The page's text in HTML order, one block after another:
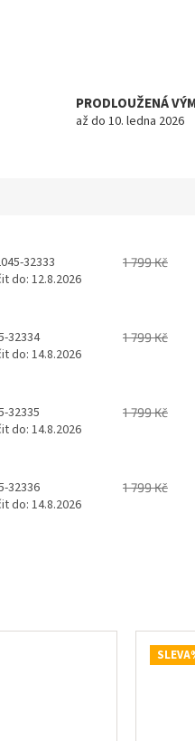
PRODLOUŽENÁ
až do 10. ledna 2026
32333
do: 12.8.2026
1 799 Kč
32334
do: 14.8.2026
1 799 Kč
32335
do: 14.8.2026
1 799 Kč
32336
do: 14.8.2026
1 799 Kč